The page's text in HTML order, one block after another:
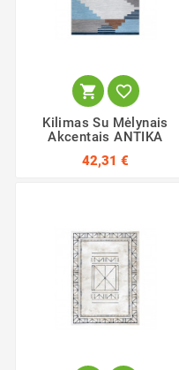
 
Kilimas Su Mėlynais
Akcentais ANTIKA
42,31 €